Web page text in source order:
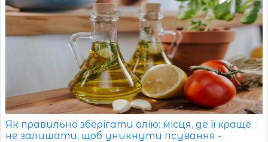
Як правильно зберігати олію: місця, де її краще
не залишати, щоб уникнути псування -